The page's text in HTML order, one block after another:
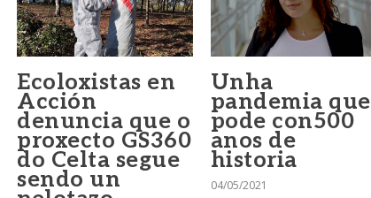
Ecoloxistas en
Acción
denuncia que o
proxecto GS360
do Celta segue
sendo un
Unha
pandemia que
pode con500
anos de
historia
04/05/2021